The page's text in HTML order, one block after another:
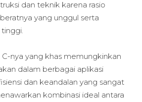
dan teknik karena rasio
yang unggul serta
nya yang khas memungkinkan
dalam berbagai aplikasi
dan keandalan yang sangat
kombinasi ideal antara